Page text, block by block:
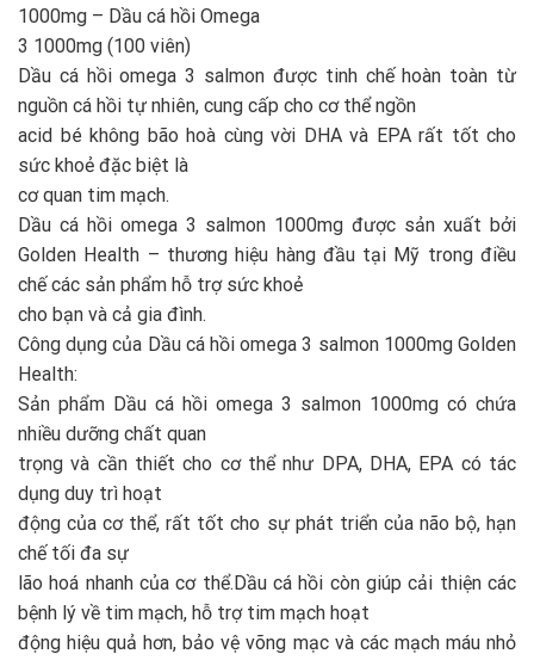
1000mg – Dầu cá hồi Omega
3 1000mg (100 viên)
Dầu cá hồi omega 3 salmon được tinh chế hoàn toàn từ
nguồn cá hồi tự nhiên, cung cấp cho cơ thể ngồn
acid bé không bão hoà cùng vời DHA và EPA rất tốt cho
sức khoẻ đặc biệt là
cơ quan tim mạch.
Dầu cá hồi omega 3 salmon 1000mg được sản xuất bởi
Golden Health – thương hiệu hàng đầu tại Mỹ trong điều
chế các sản phẩm hỗ trợ sức khoẻ
cho bạn và cả gia đình.
Công dụng của Dầu cá hồi omega 3 salmon 1000mg Golden
Health:
Sản phẩm Dầu cá hồi omega 3 salmon 1000mg có chứa
nhiều dưỡng chất quan
trọng và cần thiết cho cơ thể như DPA, DHA, EPA có tác
dụng duy trì hoạt
động của cơ thể, rất tốt cho sự phát triển của não bộ, hạn
chế tối đa sự
lão hoá nhanh của cơ thể.Dầu cá hồi còn giúp cải thiện các
bệnh lý về tim mạch, hỗ trợ tim mạch hoạt
động hiệu quả hơn, bảo vệ võng mạc và các mạch máu nhỏ